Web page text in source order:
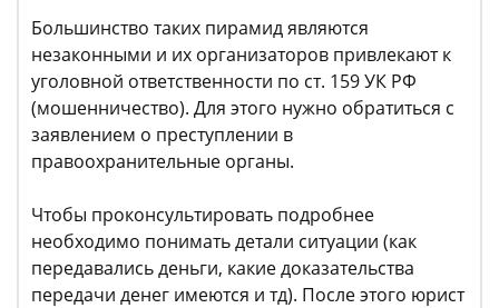
Большинство таких пирамид являются
незаконными и их организаторов привлекают к
уголовной ответственности по ст. 159 УК РФ
(мошенничество). Для этого нужно обратиться с
заявлением о преступлении в
правоохранительные органы.
Чтобы проконсультировать подробнее
необходимо понимать детали ситуации (как
передавались деньги, какие доказательства
передачи денег имеются и тд). После этого юрист